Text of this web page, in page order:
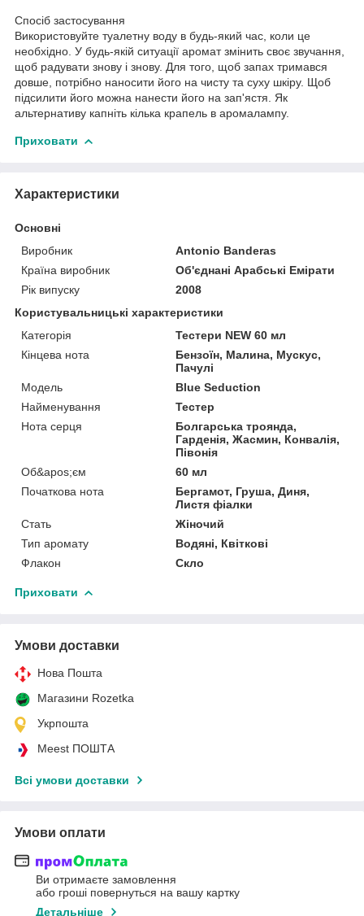
Спосіб застосування
Використовуйте туалетну воду в будь-який час, коли це
необхідно. У будь-якій ситуації аромат змінить своє звучання,
щоб радувати знову і знову. Для того, щоб запах тримався
довше, потрібно наносити його на чисту та суху шкіру. Щоб
підсилити його можна нанести його на зап'ястя. Як
альтернативу капніть кілька крапель в аромалампу.
Приховати
Характеристики
Основні
Виробник
Antonio Banderas
Країна виробник
Об'єднані Арабські Емірати
Рік випуску
2008
Користувальницькі характеристики
Категорія
Тестери NEW 60 мл
Кінцева нота
Бензоїн, Малина, Мускус,
Пачулі
Мoдель
Blue Seduction
Найменування
Тестер
Нота серця
Болгарська троянда,
Гарденія, Жасмин, Конвалія,
Півонія
Об&apos;єм
60 мл
Початкова нота
Бергамот, Груша, Диня,
Листя фіалки
Стать
Жіночий
Тип аромату
Водяні, Квіткові
Флакон
Скло
Приховати
Умови доставки
Нова Пошта
Магазини Rozetka
Укрпошта
Meest ПОШТА
Всі умови доставки
Умови оплати
Ви отримаєте замовлення
або гроші повернуться на вашу картку
Детальніше